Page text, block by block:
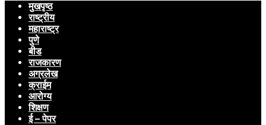
मुखपृष्ठ
राष्ट्रीय
महाराष्ट्र
पुणे
बीड
राजकारण
अग्रलेख
क्राईम
आरोग्य
शिक्षण
ई – पेपर